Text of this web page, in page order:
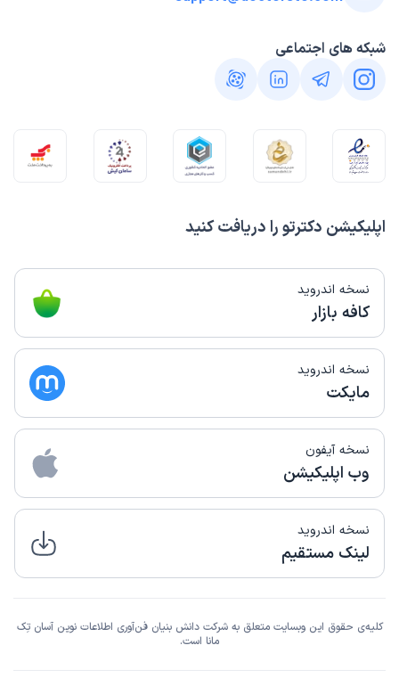
اپلیکیشن دکترتو را دریافت کنید
نسخه اندروید
کافه بازار
نسخه اندروید
مایکت
نسخه آیفون
وب اپلیکیشن
نسخه اندروید
لینک مستقیم
شبکه های اجتماعی
کلیه‌ی حقوق این وبسایت متعلق به شرکت دانش بنیان فن‌آوری اطلاعات نوین آسان تِک
مانا است.